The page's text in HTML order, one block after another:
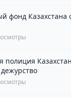
фонд Казахстана
полиция